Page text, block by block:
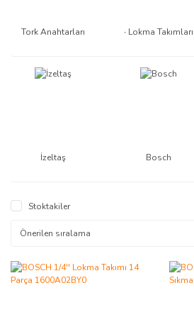
Tork Anahtarları ∙ Lokma Takımları
İzeltaş Bosch
Stoktakiler